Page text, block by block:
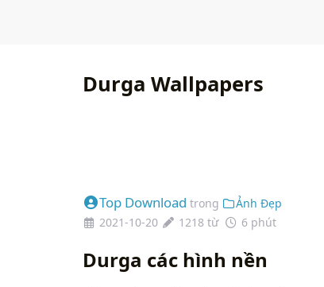
Durga Wallpapers
Top Download trong
Ảnh Đẹp
2021-10-20
1218 từ 6 phút
Durga các hình nền